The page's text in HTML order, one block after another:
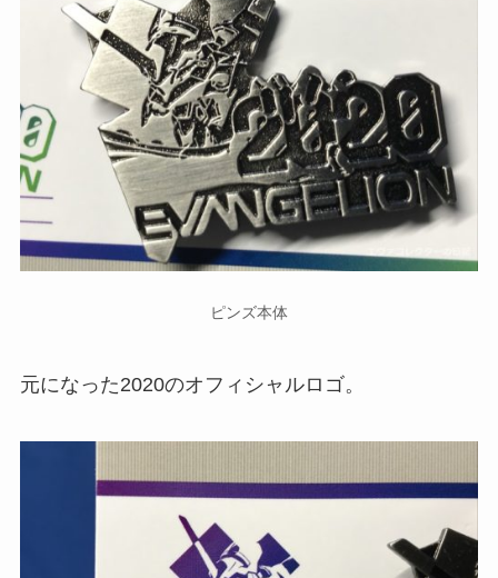
ピンズ本体
元になった2020のオフィシャルロゴ。